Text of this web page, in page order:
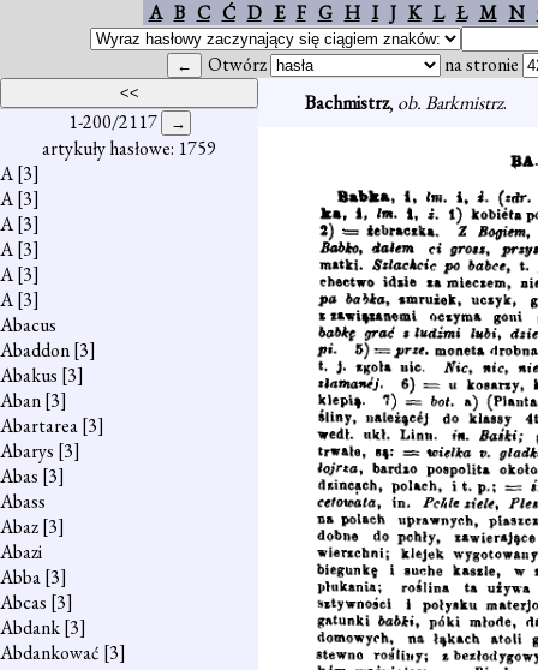
A B C Ć D E F G H I J K L Ł M N
Otwórz na stronie
1-200/2117
artykuły hasłowe: 1759
A[3]
A[3]
A[3]
A[3]
A[3]
A[3]
Abacus
Abaddon[3]
Abakus [3]
Aban[3]
Abartarea[3]
Abarys [3]
Abas [3]
Abass
Abaz[3]
Abazi
Abba[3]
Abcas [3]
Abdank[3]
Abdankować [3]
Bachmistrz, ob. Barkmistrz.